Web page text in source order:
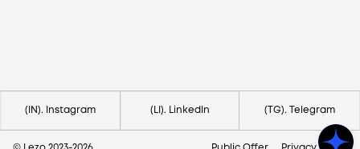
(IN). Instagram (LI). LinkedIn (TG). Telegram